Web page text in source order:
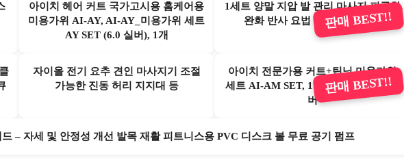
아이치 헤어 커트 국가고시용 홈케어용
미용가위 AI-AY, AI-AY_미용가위 세트
AY SET (6.0 실버), 1개
1세트 양말 지압 발 관리 마사지 피곤한
완화 반사 요법 경혈 도구 치료
판매 BEST!!
자이올 전기 요추 견인 마사지기 조절
가능한 진동 허리 지지대 등
아이치 전문가용 커트+틴닝 미용가위
세트 AI-AM SET, 1개, AM SET_6.0 실
버
판매 BEST!!
– 자세 및 안정성 개선 발목 재활 피트니스용 PVC 디스크 볼 무료 공기 펌프